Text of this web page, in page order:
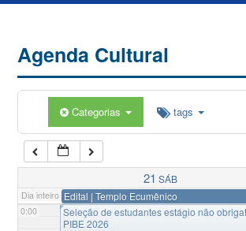
Agenda Cultural
Categorias tags
21 SÁB
Dia inteiro Edital | Templo Ecumênico
0:00 ◤Seleção de estudantes estágio não
PIBE 2026